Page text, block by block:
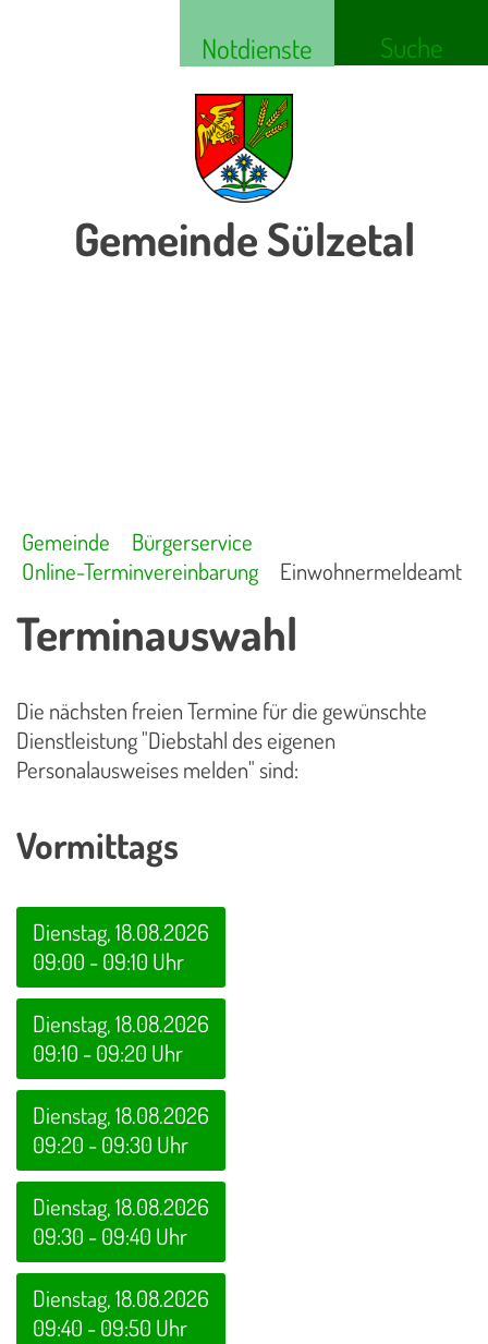
Notdienste Suche
Gemeinde Sülzetal
Gemeinde
Bürgerservice
Online-Terminvereinbarung
Einwohnermeldeamt
Terminauswahl
Die nächsten freien Termine für die gewünschte
Dienstleistung "Diebstahl des eigenen
Personalausweises melden" sind:
Vormittags
Dienstag, 18.08.2026
09:00 - 09:10 Uhr
Dienstag, 18.08.2026
09:10 - 09:20 Uhr
Dienstag, 18.08.2026
09:20 - 09:30 Uhr
Dienstag, 18.08.2026
09:30 - 09:40 Uhr
Dienstag, 18.08.2026
09:40 - 09:50 Uhr